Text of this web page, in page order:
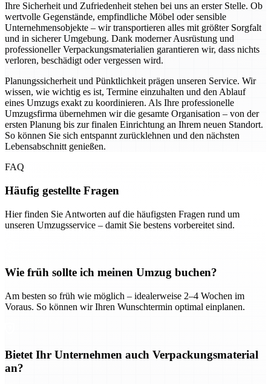
Ihre Sicherheit und Zufriedenheit stehen bei uns an erster Stelle. Ob
wertvolle Gegenstände, empfindliche Möbel oder sensible
Unternehmensobjekte – wir transportieren alles mit größter Sorgfalt
und in sicherer Umgebung. Dank moderner Ausrüstung und
professioneller Verpackungsmaterialien garantieren wir, dass nichts
verloren, beschädigt oder vergessen wird.
Planungssicherheit und Pünktlichkeit prägen unseren Service. Wir
wissen, wie wichtig es ist, Termine einzuhalten und den Ablauf
eines Umzugs exakt zu koordinieren. Als Ihre professionelle
Umzugsfirma übernehmen wir die gesamte Organisation – von der
ersten Planung bis zur finalen Einrichtung an Ihrem neuen Standort.
So können Sie sich entspannt zurücklehnen und den nächsten
Lebensabschnitt genießen.
FAQ
Häufig gestellte Fragen
Hier finden Sie Antworten auf die häufigsten Fragen rund um
unseren Umzugsservice – damit Sie bestens vorbereitet sind.
Wie früh sollte ich meinen Umzug buchen?
Am besten so früh wie möglich – idealerweise 2–4 Wochen im
Voraus. So können wir Ihren Wunschtermin optimal einplanen.
Bietet Ihr Unternehmen auch Verpackungsmaterial
an?